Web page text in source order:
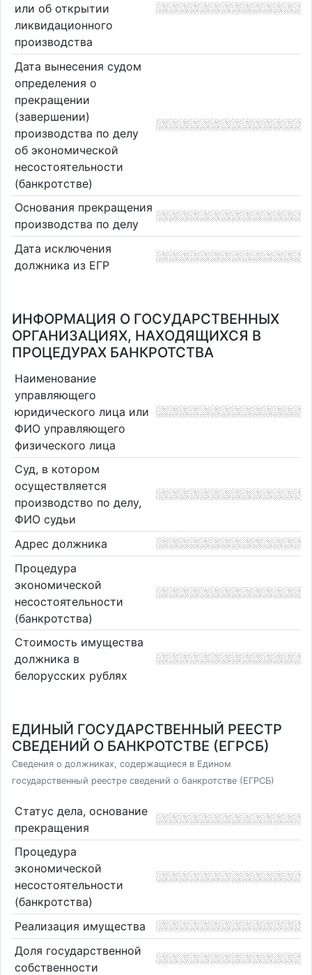
или об открытии
ликвидационного
производства
Дата вынесения судом
определения о
прекращении
(завершении)
производства по делу
об экономической
несостоятельности
(банкротстве)
Основания прекращения
производства по делу
Дата исключения
должника из ЕГР
ИНФОРМАЦИЯ О ГОСУДАРСТВЕННЫХ
ОРГАНИЗАЦИЯХ, НАХОДЯЩИХСЯ В
ПРОЦЕДУРАХ БАНКРОТСТВА
Наименование
управляющего
юридического лица или
ФИО управляющего
физического лица
Суд, в котором
осуществляется
производство по делу,
ФИО судьи
Адрес должника
Процедура
экономической
несостоятельности
(банкротства)
Стоимость имущества
должника в
белорусских рублях
ЕДИНЫЙ ГОСУДАРСТВЕННЫЙ РЕЕСТР
СВЕДЕНИЙ О БАНКРОТСТВЕ (ЕГРСБ)
Сведения о должниках, содержащиеся в Едином
государственный реестре сведений о банкротстве (ЕГРСБ)
Статус дела, основание
прекращения
Процедура
экономической
несостоятельности
(банкротства)
Реализация имущества
Доля государственной
собственности